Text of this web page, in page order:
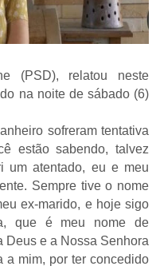
(PSD), relatou neste
na noite de sábado (6)
sofreram tentativa
estão sabendo, talvez
um atentado, eu e meu
Sempre tive o nome
ex-marido, e hoje sigo
que é meu nome de
Deus e a Nossa Senhora
a mim, por ter concedido